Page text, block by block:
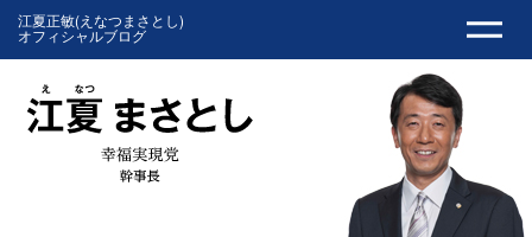
江夏正敏(えなつまさとし)
オフィシャルブログ